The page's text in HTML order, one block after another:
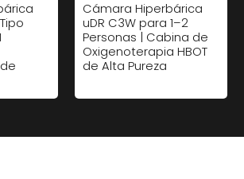
Cámara Hiperbárica
uDR C3W para 1–2
Personas | Cabina de
Oxigenoterapia HBOT
de Alta Pureza